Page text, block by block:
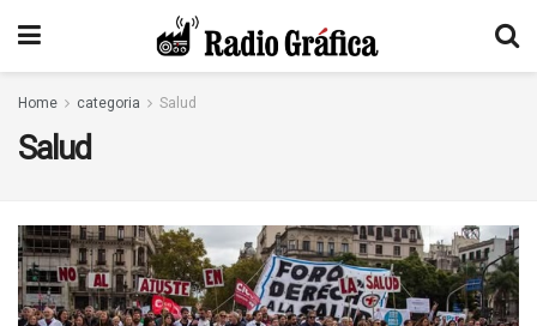
Home categoria Salud
Salud